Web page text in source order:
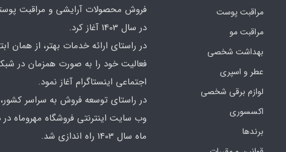
مراقبت پوست
مراقبت مو
بهداشت شخصی
عطر و اسپری
لوازم برقی شخصی
اکسسوری
برندها
فروش محصولات آرایشی و مراقبت
در سال 1403 آغاز کرد.
در راستای ارائه خدمات بهتر، از همان
فعالیت خود را به صورت همزمان در
اجتماعی اینستاگرام آغاز نمود.
در راستای توسعه فروش به سراسر کشور،
وب سایت اینترنتی فروشگاه مهروماه
ماه سال 1403 راه اندازی شد.